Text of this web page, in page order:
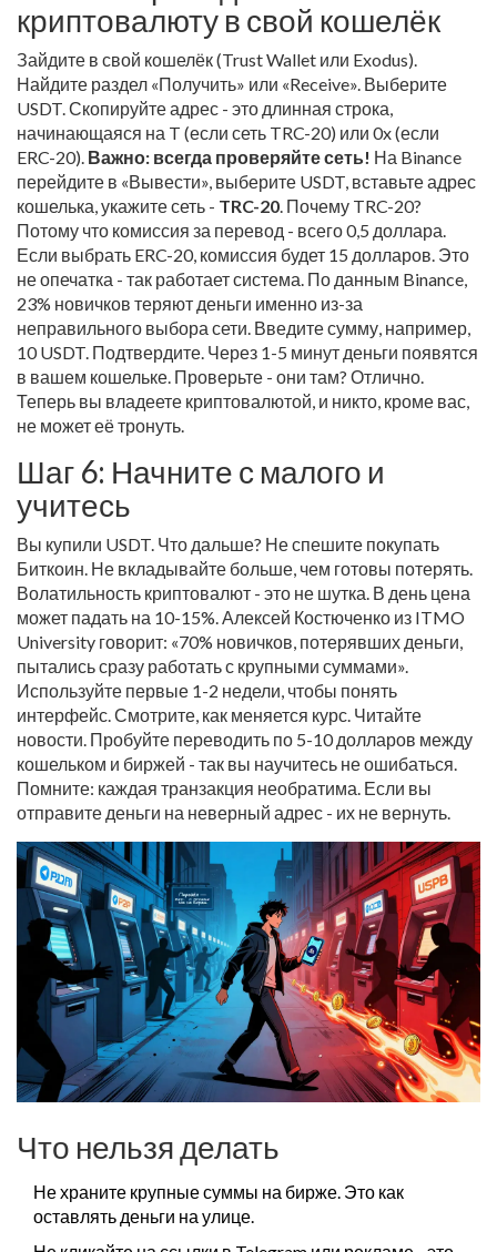
криптовалюту в свой кошелёк
Зайдите в свой кошелёк (Trust Wallet или Exodus).
Найдите раздел «Получить» или «Receive». Выберите
USDT. Скопируйте адрес - это длинная строка,
начинающаяся на T (если сеть TRC-20) или 0x (если
ERC-20). Важно: всегда проверяйте сеть! На Binance
перейдите в «Вывести», выберите USDT, вставьте адрес
кошелька, укажите сеть - TRC-20 . Почему TRC-20?
Потому что комиссия за перевод - всего 0,5 доллара.
Если выбрать ERC-20, комиссия будет 15 долларов. Это
не опечатка - так работает система. По данным Binance,
23% новичков теряют деньги именно из-за
неправильного выбора сети. Введите сумму, например,
10 USDT. Подтвердите. Через 1-5 минут деньги появятся
в вашем кошельке. Проверьте - они там? Отлично.
Теперь вы владеете криптовалютой, и никто, кроме вас,
не может её тронуть.
Шаг 6: Начните с малого и
учитесь
Вы купили USDT. Что дальше? Не спешите покупать
Биткоин. Не вкладывайте больше, чем готовы потерять.
Волатильность криптовалют - это не шутка. В день цена
может падать на 10-15%. Алексей Костюченко из ITMO
University говорит: «70% новичков, потерявших деньги,
пытались сразу работать с крупными суммами».
Используйте первые 1-2 недели, чтобы понять
интерфейс. Смотрите, как меняется курс. Читайте
новости. Пробуйте переводить по 5-10 долларов между
кошельком и биржей - так вы научитесь не ошибаться.
Помните: каждая транзакция необратима. Если вы
отправите деньги на неверный адрес - их не вернуть.
Что нельзя делать
Не храните крупные суммы на бирже. Это как
оставлять деньги на улице.